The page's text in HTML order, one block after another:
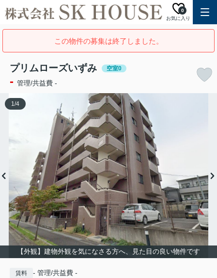
お気に入り
0
この物件の募集は終了しました。
プリムローズいずみ 空室0
- 管理/共益費 -
【外観】建物外観を気になさる方へ、見た目の良い物件です
1/4
賃料 - 管理/共益費 -